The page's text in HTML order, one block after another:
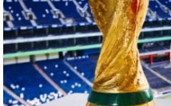
म
यि
क
मा
तृ